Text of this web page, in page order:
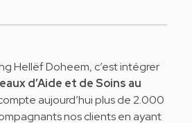
Hellëf Doheem, c’est intégrer
d’Aide et de Soins au
aujourd’hui plus de 2.000
nos clients en ayant